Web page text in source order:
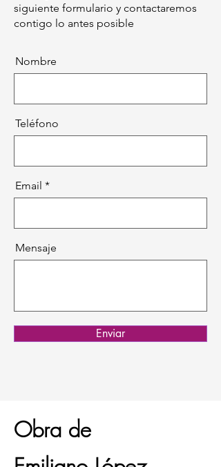
siguiente formulario y contactaremos
contigo lo antes posible
Nombre
Teléfono
Email
Mensaje
Enviar
Obra de